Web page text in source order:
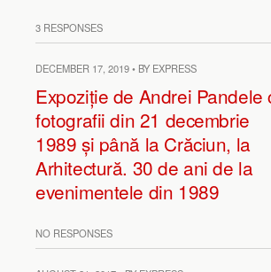
3 RESPONSES
DECEMBER 17, 2019 • BY EXPRESS
Expoziție de Andrei Pandele
fotografii din 21 decembrie
1989 și până la Crăciun, la
Arhitectură. 30 de ani de la
evenimentele din 1989
NO RESPONSES